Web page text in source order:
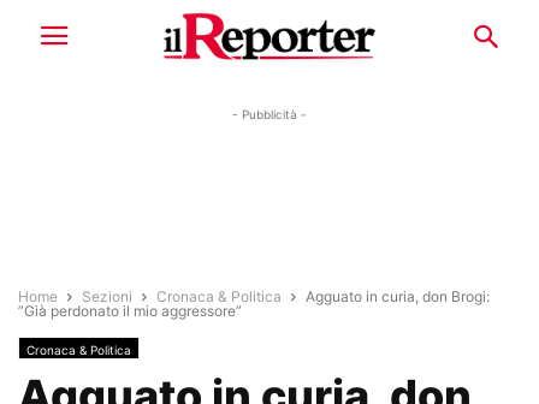
- Pubblicità -
Home Sezioni Cronaca & Politica
Agguato in curia, don Brogi:
”Già perdonato il mio aggressore”
Cronaca & Politica